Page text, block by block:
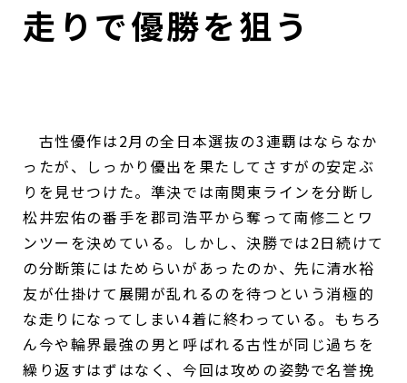
走りで優勝を狙う
古性優作は2月の全日本選抜の3連覇はならなか
ったが、しっかり優出を果たしてさすがの安定ぶ
りを見せつけた。準決では南関東ラインを分断し
松井宏佑の番手を郡司浩平から奪って南修二とワ
ンツーを決めている。しかし、決勝では2日続けて
の分断策にはためらいがあったのか、先に清水裕
友が仕掛けて展開が乱れるのを待つという消極的
な走りになってしまい4着に終わっている。もちろ
ん今や輪界最強の男と呼ばれる古性が同じ過ちを
繰り返すはずはなく、今回は攻めの姿勢で名誉挽